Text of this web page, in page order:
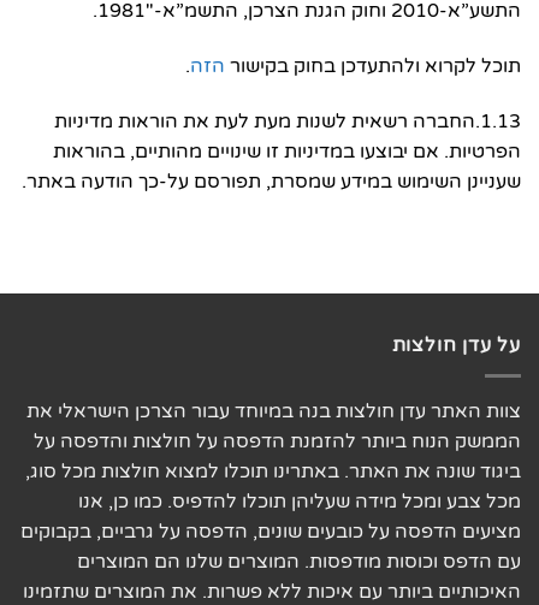
התשע”א-2010 וחוק הגנת הצרכן, התשמ”א-1981″.
תוכל לקרוא ולהתעדכן בחוק בקישור הזה.
1.13.החברה רשאית לשנות מעת לעת את הוראות מדיניות
הפרטיות. אם יבוצעו במדיניות זו שינויים מהותיים, בהוראות
שעניינן השימוש במידע שמסרת, תפורסם על-כך הודעה באתר.
על עדן חולצות
צוות האתר עדן חולצות בנה במיוחד עבור הצרכן הישראלי את
הממשק הנוח ביותר להזמנת הדפסה על חולצות והדפסה על
ביגוד שונה את האתר. באתרינו תוכלו למצוא חולצות מכל סוג,
מכל צבע ומכל מידה שעליהן תוכלו להדפיס. כמו כן, אנו
מציעים הדפסה על כובעים שונים, הדפסה על גרביים, בקבוקים
עם הדפס וכוסות מודפסות. המוצרים שלנו הם המוצרים
האיכותיים ביותר עם איכות ללא פשרות. את המוצרים שתזמינו